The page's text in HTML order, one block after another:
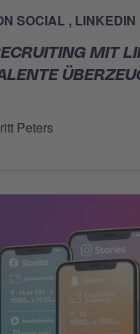
SOCIAL LINKEDIN
MIT
Peters